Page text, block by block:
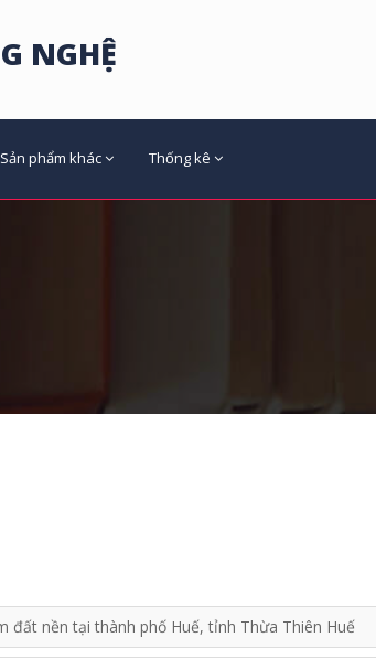
NGHỆ
Sản phẩm khác Thống kê
đất nền tại thành phố Huế, tỉnh Thừa Thiên Huế